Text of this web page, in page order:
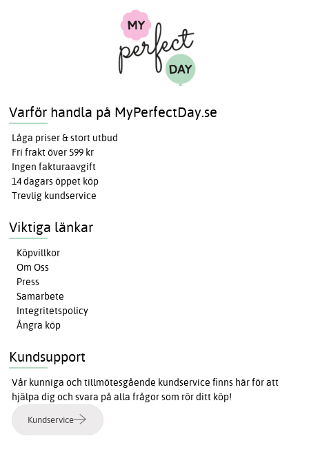
Varför handla på MyPerfectDay.se
Låga priser & stort utbud
Fri frakt över 599 kr
Ingen fakturaavgift
14 dagars öppet köp
Trevlig kundservice
Viktiga länkar
Köpvillkor
Om Oss
Press
Samarbete
Integritetspolicy
Ångra köp
Kundsupport
Vår kunniga och tillmötesgående kundservice finns här för att
hjälpa dig och svara på alla frågor som rör ditt köp!
Kundservice